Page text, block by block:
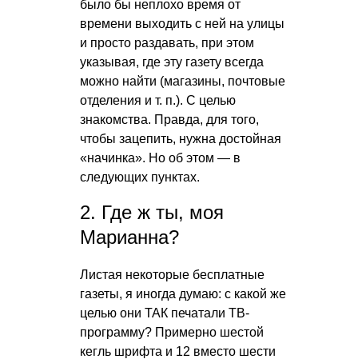
было бы неплохо время от
времени выходить с ней на улицы
и просто раздавать, при этом
указывая, где эту газету всегда
можно найти (магазины, почтовые
отделения и т. п.). С целью
знакомства. Правда, для того,
чтобы зацепить, нужна достойная
«начинка». Но об этом — в
следующих пунктах.
2. Где ж ты, моя
Марианна?
Листая некоторые бесплатные
газеты, я иногда думаю: с какой же
целью они ТАК печатали ТВ-
программу? Примерно шестой
кегль шрифта и 12 вместо шести